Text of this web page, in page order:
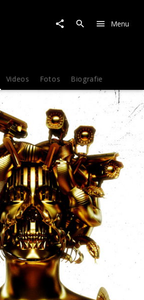
Menu
Videos Fotos Biografie